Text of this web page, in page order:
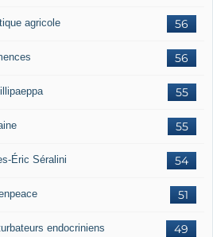
56
agricole
56
55
55
54
Éric Séralini
51
49
endocriniens